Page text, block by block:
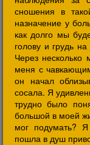
сношения в
назначение у
как долго мы
голову и грудь
Через
меня с
он начал
сосала. Я
трудно было
большой в моей
мог подумать?
пошла в душ